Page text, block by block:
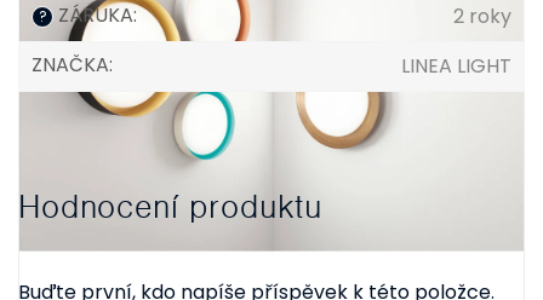
? ZÁRUKA:
2 roky
ZNAČKA: LINEA LIGHT
Hodnocení produktu
Buďte první, kdo napíše příspěvek k této položce.